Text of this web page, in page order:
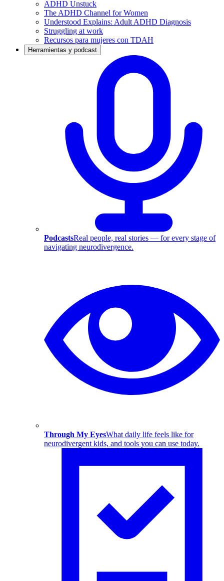
ADHD Unstuck
The ADHD Channel for Women
Understood Explains: Adult ADHD Diagnosis
Struggling at work
Recursos para mujeres con TDAH
Herramientas y podcast
PodcastsReal people, real stories — for every stage of
navigating neurodivergence.
Through My EyesWhat daily life feels like for
neurodivergent kids, and tools you can use today.